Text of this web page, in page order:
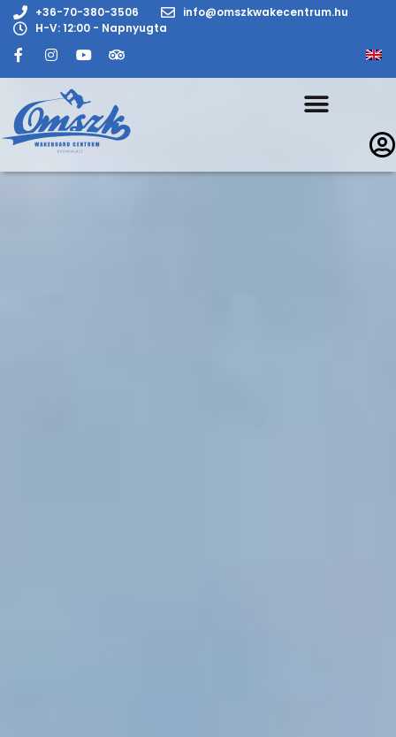
+36-70-380-3506
info@omszkwakecentrum.hu
H-V: 12:00 - Napnyugta